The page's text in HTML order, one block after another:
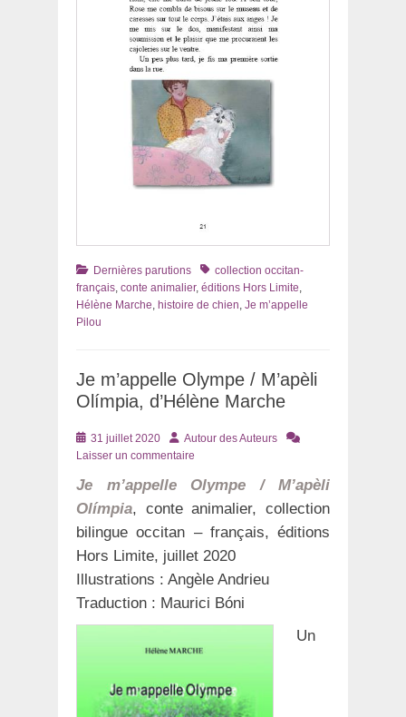
Catégories
Dernières parutions Tagscollection occitan-
français, conte animalier, éditions Hors Limite,
Hélène Marche, histoire de chien, Je m’appelle
Pilou
Je m’appelle Olympe / M’apèli
Olímpia, d’Hélène Marche
Posté
le
31 juillet 2020 AuteurAutour des Auteurs
Laisser un commentaire
Je m’appelle Olympe / M’apèli
Olímpia, conte animalier, collection
bilingue occitan – français, éditions
Hors Limite, juillet 2020
Illustrations : Angèle Andrieu
Traduction : Maurici Bóni
Un